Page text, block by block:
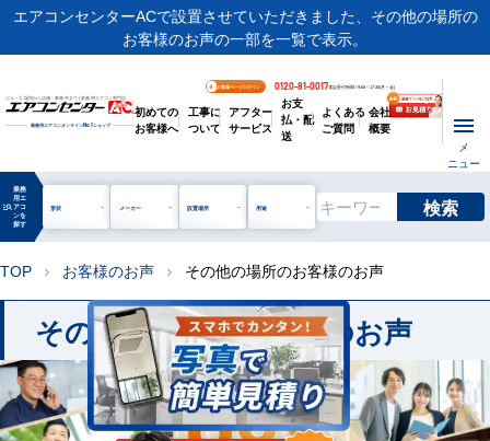
エアコンセンターACで設置させていただきました、その他の場所の
お客様のお声の一部を一覧で表示。
ビル・工場用から店舗・事務所まで | 業務用エアコン専門店
業務用エアコンオンラインNo.1ショップ
お客様ページログイン 0120-81-0017電話受付時間 / 9:00～17:30(月～金)
初めての
お客様へ
工事に
ついて
アフター
サービス
お支
払・配
送
よくある
ご質問
会社
概要
メ
ニュー
manage_search
業務
用エ
アコ
ンを
探す
形状 メーカー 設置場所 用途 検索
TOP chevron_right お客様のお声 chevron_right その他の場所のお客様のお声
その他の場所のお客様のお声